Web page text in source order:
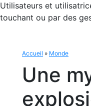
Utilisateurs et
touchant ou par des
Accueil » Monde
Une